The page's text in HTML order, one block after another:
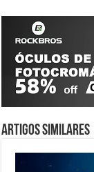
Artigos similares